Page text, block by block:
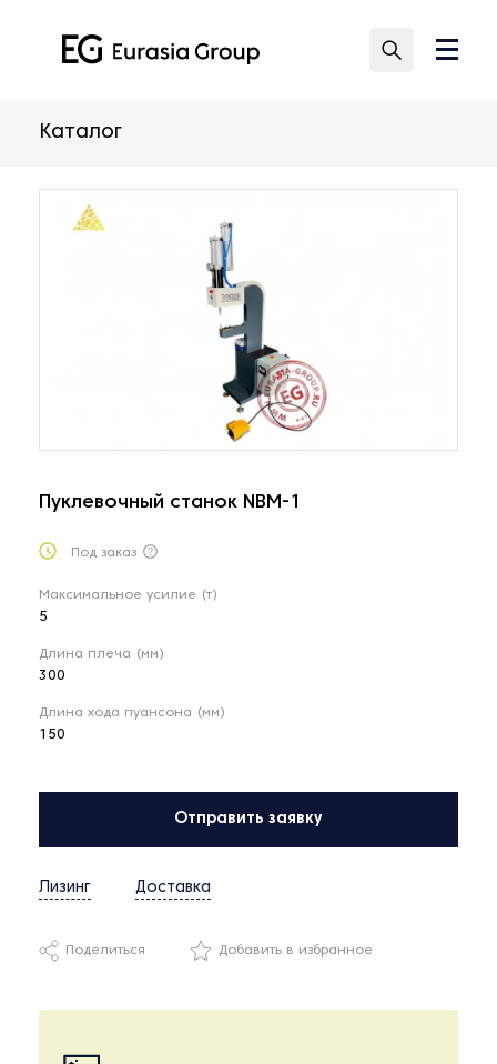
Каталог
Пуклевочный станок NBM-1
Под заказ
Максимальное усилие (т)
5
Длина плеча (мм)
300
Длина хода пуансона (мм)
150
Отправить заявку
Лизинг Доставка
Поделиться Добавить в избранное